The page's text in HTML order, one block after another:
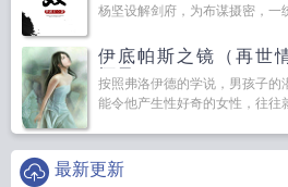
杨坚设解剑府，为布谋摄密，一
伊底帕斯之镜（再世
怀孕了）
按照弗洛伊德的学说，男孩子的
能令他产生性好奇的女性，往往
最新更新